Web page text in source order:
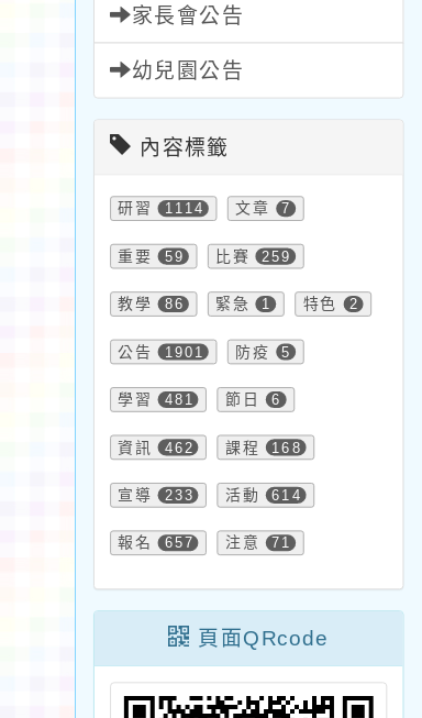
家長會公告
幼兒園公告
內容標籤
研習 1114 文章 7
重要 59 比賽 259
教學 86 緊急 1 特色 2
公告 1901 防疫 5
學習 481 節日 6
資訊 462 課程 168
宣導 233 活動 614
報名 657 注意 71
頁面QRcode
座」及「2025
」招生簡章
2學年度藝術與美感深
一案，請踴躍參加，
請查照。